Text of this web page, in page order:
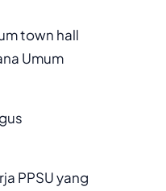
town hall
Umum
PPSU yang